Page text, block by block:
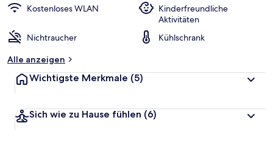
Kostenloses WLAN
Kinderfreundliche
Aktivitäten
Nichtraucher
Kühlschrank
Alle anzeigen
Wichtigste Merkmale (5)
Sich wie zu Hause fühlen (6)